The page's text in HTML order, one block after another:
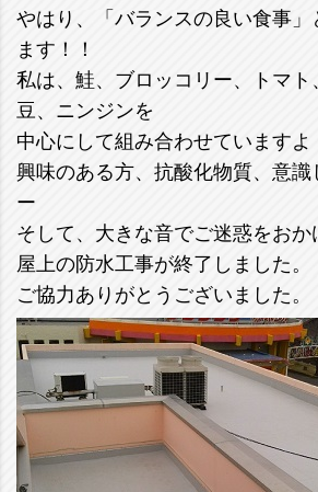
やはり、「バランスの良い食事」
ます！！
私は、鮭、ブロッコリー、トマト
豆、ニンジンを
中心にして組み合わせていますよ
興味のある方、抗酸化物質、意識
ー
そして、大きな音でご迷惑をおか
屋上の防水工事が終了しました。
ご協力ありがとうございました。